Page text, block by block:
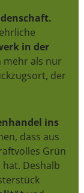
in der
mehr als nur
der
ins
dass aus
Grün
Deshalb